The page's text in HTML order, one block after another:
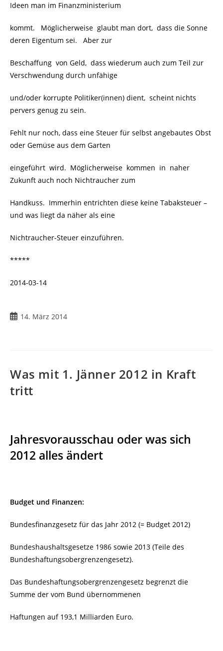
Ideen man im Finanzministerium
kommt. Möglicherweise glaubt man dort, dass die Sonne
deren Eigentum sei. Aber zur
Beschaffung von Geld, dass wiederum auch zum Teil zur
Verschwendung durch unfähige
und/oder korrupte Politiker(innen) dient, scheint nichts
pervers genug zu sein.
Fehlt nur noch, dass eine Steuer für selbst angebautes Obst
oder Gemüse aus dem Garten
eingeführt wird. Möglicherweise kommen in naher
Zukunft auch noch Nichtraucher zum
Handkuss. Immerhin entrichten diese keine Tabaksteuer –
und was liegt da näher als eine
Nichtraucher-Steuer einzuführen.
*****
2014-03-14
14. März 2014
Was mit 1. Jänner 2012 in Kraft
tritt
Jahresvorausschau oder was sich
2012 alles ändert
Budget und Finanzen:
Bundesfinanzgesetz für das Jahr 2012 (= Budget 2012)
Bundeshaushaltsgesetze 1986 sowie 2013 (Teile des
Bundeshaftungsobergrenzengesetz).
Das Bundeshaftungsobergrenzengesetz begrenzt die
Summe der vom Bund übernommenen
Haftungen auf 193,1 Milliarden Euro.